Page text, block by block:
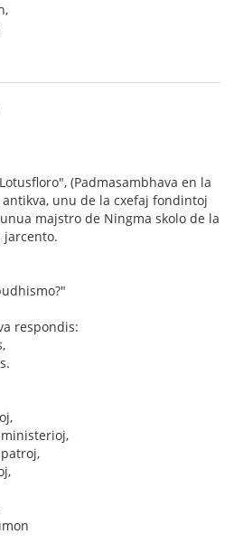
(Padmasambhava en la
unu de la cxefaj fondintoj
majstro de Ningma skolo de la
jarcento.
respondis: